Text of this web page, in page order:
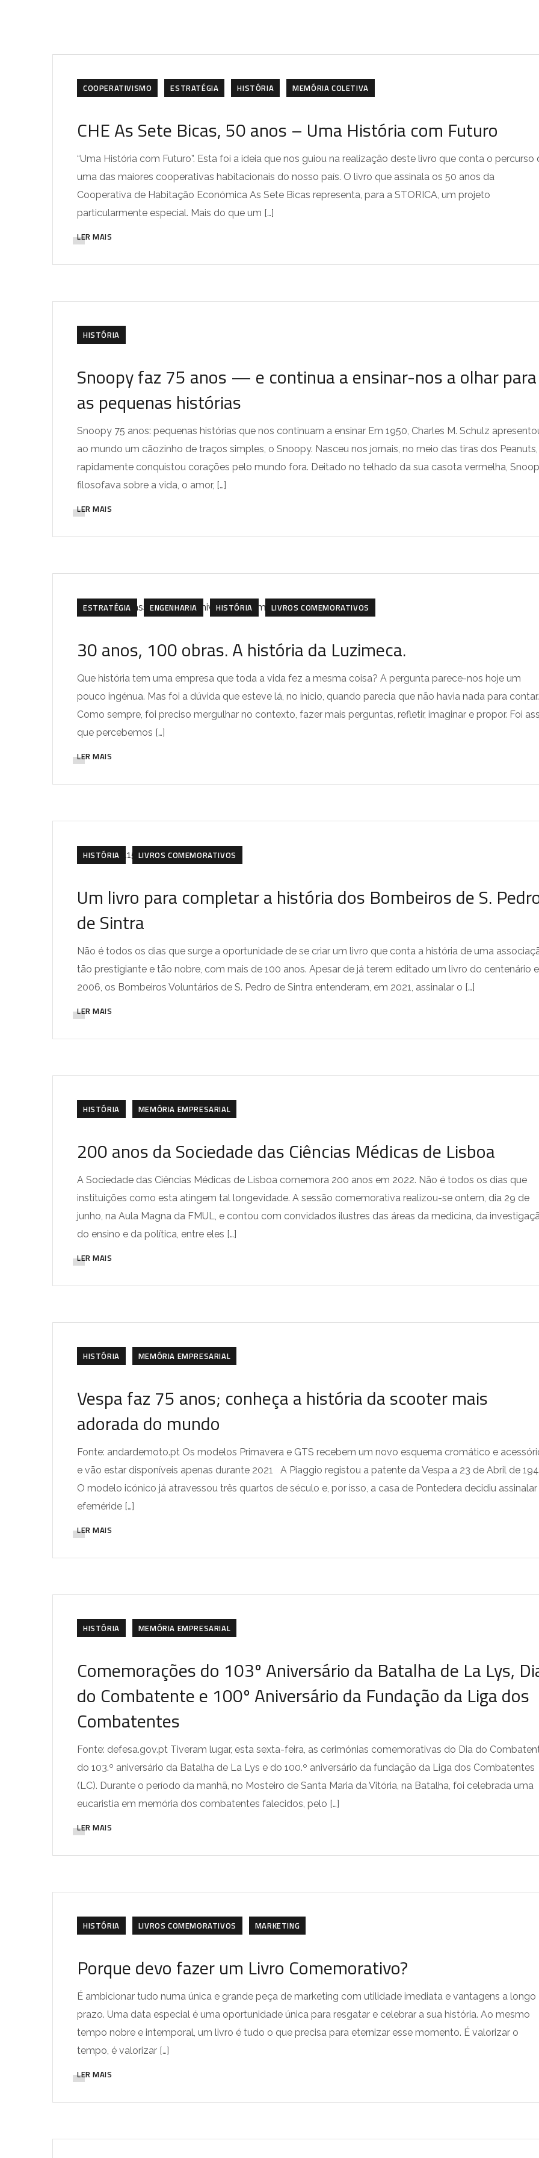
COOPERATIVISMO ESTRATÉGIA HISTÓRIA MEMÓRIA COLETIVA
CHE As Sete Bicas, 50 anos – Uma História com Futuro
“Uma História com Futuro”. Esta foi a ideia que nos guiou na realização deste livro que conta o percurso
uma das maiores cooperativas habitacionais do nosso país. O livro que assinala os 50 anos da
Cooperativa de Habitação Económica As Sete Bicas representa, para a STORICA, um projeto
particularmente especial. Mais do que um […]
LER MAIS
HISTÓRIA
Snoopy faz 75 anos — e continua a ensinar-nos a olhar para
as pequenas histórias
Snoopy 75 anos: pequenas histórias que nos continuam a ensinar Em 1950, Charles M. Schulz
ao mundo um cãozinho de traços simples, o Snoopy. Nasceu nos jornais, no meio das tiras dos
rapidamente conquistou corações pelo mundo fora. Deitado no telhado da sua casota vermelha,
filosofava sobre a vida, o amor, […]
LER MAIS
ESTRATÉGIA ENGENHARIA HISTÓRIA LIVROS COMEMORATIVOS
30 anos, 100 obras. A história da Luzimeca.
Que história tem uma empresa que toda a vida fez a mesma coisa? A pergunta parece-nos hoje um
pouco ingénua. Mas foi a dúvida que esteve lá, no início, quando parecia que não havia nada para contar.
Como sempre, foi preciso mergulhar no contexto, fazer mais perguntas, refletir, imaginar e propor. Foi
que percebemos […]
LER MAIS
HISTÓRIA LIVROS COMEMORATIVOS
Um livro para completar a história dos Bombeiros de S.
de Sintra
Não é todos os dias que surge a oportunidade de se criar um livro que conta a história de uma
tão prestigiante e tão nobre, com mais de 100 anos. Apesar de já terem editado um livro do centenário
2006, os Bombeiros Voluntários de S. Pedro de Sintra entenderam, em 2021, assinalar o […]
LER MAIS
HISTÓRIA MEMÓRIA EMPRESARIAL
200 anos da Sociedade das Ciências Médicas de Lisboa
A Sociedade das Ciências Médicas de Lisboa comemora 200 anos em 2022. Não é todos os dias que
instituições como esta atingem tal longevidade. A sessão comemorativa realizou-se ontem, dia 29 de
junho, na Aula Magna da FMUL, e contou com convidados ilustres das áreas da medicina, da
do ensino e da política, entre eles […]
LER MAIS
HISTÓRIA MEMÓRIA EMPRESARIAL
Vespa faz 75 anos; conheça a história da scooter mais
adorada do mundo
Fonte: andardemoto.pt Os modelos Primavera e GTS recebem um novo esquema cromático e
e vão estar disponíveis apenas durante 2021 A Piaggio registou a patente da Vespa a 23 de Abril de
O modelo icónico já atravessou três quartos de século e, por isso, a casa de Pontedera decidiu assinalar
efeméride […]
LER MAIS
HISTÓRIA MEMÓRIA EMPRESARIAL
Comemorações do 103º Aniversário da Batalha de La Lys,
do Combatente e 100º Aniversário da Fundação da Liga dos
Combatentes
Fonte: defesa.gov.pt ​Tiveram lugar, esta sexta-feira, as cerimónias comemorativas do Dia do
do 103.º aniversário da Batalha de La Lys e do 100.º aniversário da fundação da Liga dos Combatentes
(LC). Durante o período da manhã, no Mosteiro de Santa Maria da Vitória, na Batalha, foi celebrada uma
eucaristia em memória dos combatentes falecidos, pelo […]
LER MAIS
HISTÓRIA LIVROS COMEMORATIVOS MARKETING
Porque devo fazer um Livro Comemorativo?
É ambicionar tudo numa única e grande peça de marketing com utilidade imediata e vantagens a longo
prazo. Uma data especial é uma oportunidade única para resgatar e celebrar a sua história. Ao mesmo
tempo nobre e intemporal, um livro é tudo o que precisa para eternizar esse momento. É valorizar o
tempo, é valorizar […]
LER MAIS